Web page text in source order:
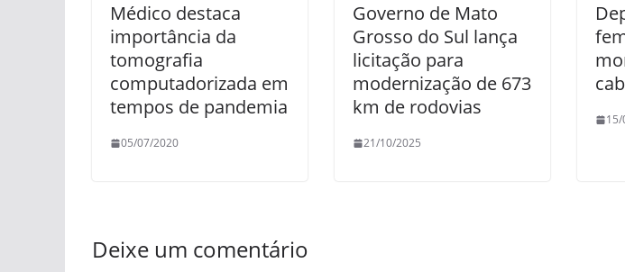
Médico destaca
importância da
tomografia
computadorizada em
tempos de pandemia
05/07/2020
Governo de Mato
Grosso do Sul lança
licitação para
modernização de 673
km de rodovias
21/10/2025
Deixe um comentário